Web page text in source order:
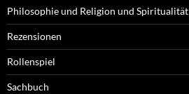
Philosophie und Religion und Spiritualität
Rezensionen
Rollenspiel
Sachbuch